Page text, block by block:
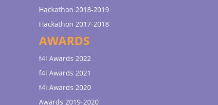
Hackathon 2018-2019
Hackathon 2017-2018
AWARDS
f4i Awards 2022
f4i Awards 2021
f4i Awards 2020
Awards 2019-2020